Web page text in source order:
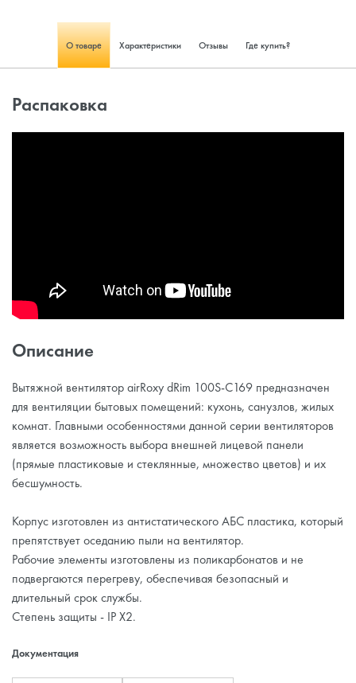
О товаре Характеристики Отзывы Где купить?
Распаковка
Описание
Вытяжной вентилятор airRoxy dRim 100S-C169 предназначен
для вентиляции бытовых помещений: кухонь, санузлов, жилых
комнат. Главными особенностями данной серии вентиляторов
является возможность выбора внешней лицевой панели
(прямые пластиковые и стеклянные, множество цветов) и их
бесшумность.
Корпус изготовлен из антистатического АБС пластика, который
препятствует оседанию пыли на вентилятор.
Рабочие элементы изготовлены из поликарбонатов и не
подвергаются перегреву, обеспечивая безопасный и
длительный срок службы.
Степень защиты - IP X2.
Документация